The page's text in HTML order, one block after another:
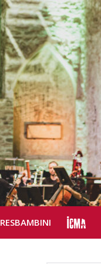
RESBAMBINI